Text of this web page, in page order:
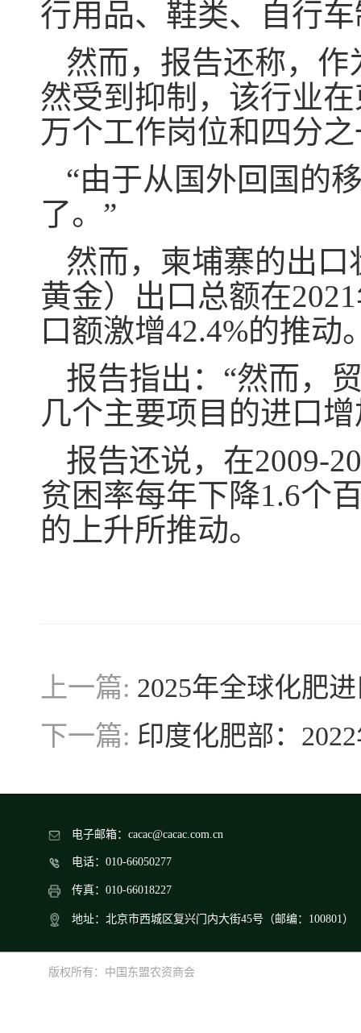
行用品、鞋类、自行
然而，报告还称，
然受到抑制，该行业
万个工作岗位和四分
“由于从国外回国的
了。”
然而，柬埔寨的出
黄金）出口总额在
口额激增42.4%的推动
报告指出：“然而，
几个主要项目的进口
报告还说，在2009-
贫困率每年下降1.6个
的上升所推动。
上一篇: 2025年全球化肥
下一篇: 印度化肥部：
电子邮箱：cacac@cacac.com.cn
电话：010-66050277
传真：010-66018227
地址：北京市西城区复兴门内大街45号（邮编：100801）
版权所有：中国东盟农资商会